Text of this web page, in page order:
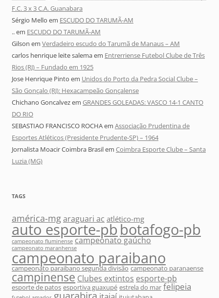
F.C. 3 x 3 C.A. Guanabara
Sérgio Mello em ESCUDO DO TARUMÃ-AM
..em ESCUDO DO TARUMÃ-AM
Gilson em Verdadeiro escudo do Tarumã de Manaus – AM
carlos henrique leite salemaem Entrerriense Futebol Clube de Três
Rios (RJ) – Fundado em 1925
Jose Henrique Pinto em Unidos do Porto da Pedra Social Clube –
São Gonçalo (RJ): Hexacampeão Gonçalense
Chichano Goncalvezem GRANDES GOLEADAS: VASCO 14-1 CANTO
DO RIO
SEBASTIAO FRANCISCO ROCHAem Associação Prudentina de
Esportes Atléticos (Presidente Prudente-SP) – 1964
Jornalista Moacir Coimbra Brasilem Coimbra Esporte Clube – Santa
Luzia (MG)
TAGS
américa-mgaraguari ac atlético-mg
auto esporte-pbbotafogo-pb
campeonato fluminense campeonato gaúcho
campeonato maranhense
campeonato paraibano
campeonato paraibano segunda divisão campeonato paranaense
campinense Clubes extintos esporte-pb
esporte de patos esportiva guaxupé estrela do mar felipeia